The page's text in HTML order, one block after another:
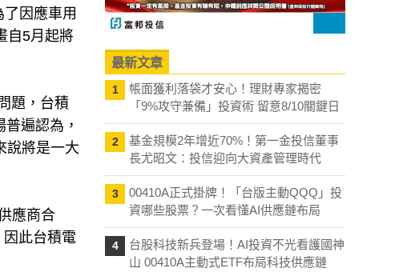
因應車用
自5月起將
題，台積
遍認為，
說將是一大
應商合
此台積電
最新文章
1
帳面獲利落袋才安心！理財專家揭密
「9%攻守兼備」投資術 留意8/10關鍵日
2
基金規模2年增近70%！第一金投信董事
長尤昭文：投信迎向大資產管理時代
3
00410A正式掛牌！「台版主動QQQ」投
資哪些股票？一次看懂AI供應鏈布局
4
台股科技新兵登場！AI投資不光看護國神
山 00410A主動式ETF布局科技供應鏈